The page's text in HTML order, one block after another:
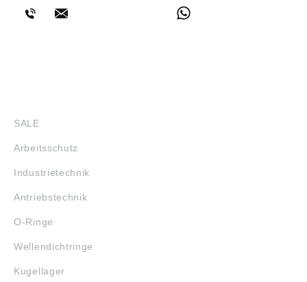
SALE
Arbeitsschutz
Industrietechnik
Antriebstechnik
O-Ringe
Wellendichtringe
Kugellager